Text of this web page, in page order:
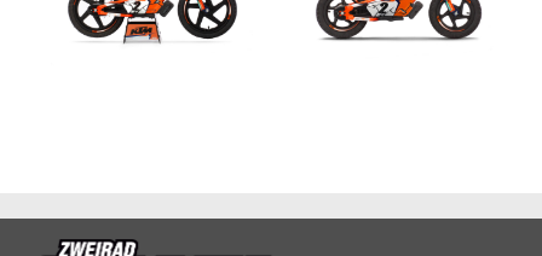
KTM 16EDRIVE KTM 12EDRIVE